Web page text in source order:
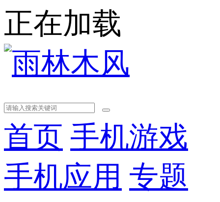
正在加载
首页 手机游戏
手机应用 专题